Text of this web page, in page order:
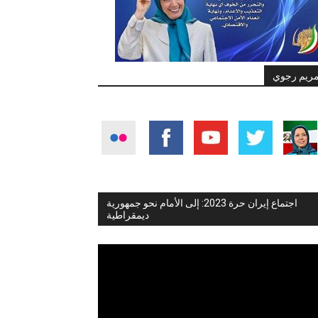
رجوي
اجتماع إيران حرة 2023: إلى الأمام نحو جمهورية
ديمقراطية